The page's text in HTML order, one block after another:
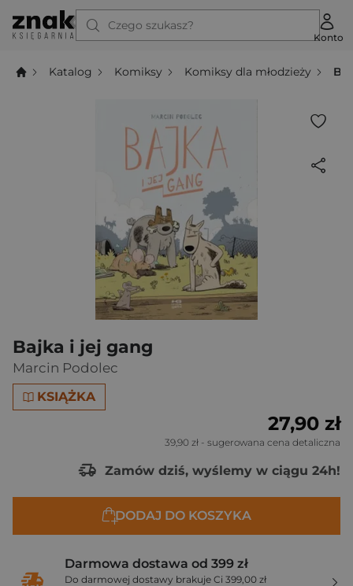
Czego szukasz?
Konto
Katalog Komiksy Komiksy dla młodzieży
Bajka i jej gang
Marcin Podolec
KSIĄŻKA
27,90 zł
39,90 zł - sugerowana cena detaliczna
Zamów dziś, wyślemy w ciągu 24h!
DODAJ DO KOSZYKA
Darmowa dostawa od 399 zł
Do darmowej dostawy brakuje Ci 399,00 zł